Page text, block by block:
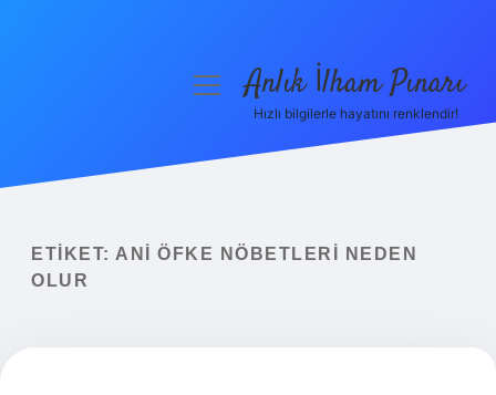
Yasal Uyarı
menüyüAnlık İlham Pınarı
Hızlı bilgilerle hayatını renklendir!
ETIKET: ANI ÖFKE NÖBETLERI NEDEN
OLUR